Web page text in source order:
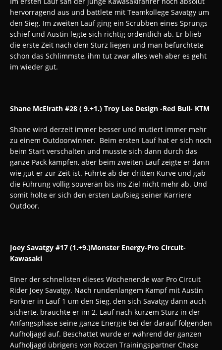
hervorragend aus und battlete mit Teamkollege Savatgy um
den Sieg. Im zweiten Lauf ging ein Scrubben eines Sprungs
schief und Austin legte sich richtig ordentlich ab. Er blieb
die erste Zeit nach dem Sturz liegen und man befürchtete
schon das Schlimmste, ihm tut zwar alles weh aber es geht
im wieder gut.
Shane McElrath #28 ( 9.+1.) Troy Lee Design -Red Bull- KTM
Shane wird derzeit immer besser und mutiert immer mehr
zu einem Outdoorwinner. Beim ersten Lauf hat er sich noch
beim Start verschalten und musste sich dann durch das
ganze Pack kämpfen, aber beim zweiten Lauf zeigte er dann
wie gut er zur Zeit ist. Führte ab der dritten Kurve und gab
die Führung völlig souverän bis ins Ziel nicht mehr ab. Und
somit holte er sich den ersten Laufsieg seiner Karriere
Outdoor.
Joey Savatgy #17 (1.+9.)Monster Energy-Pro Circuit-
Kawasaki
Einer der schnellsten dieses Wochenende war Pro Circuit
Rider Joey Savatgy. Nach rundenlangem Kampf mit Austin
Forkner in Lauf 1 um den Sieg, den sich Savatgy dann auch
sicherte, brauchte er im 2. Lauf nach kurzem Sturz in der
Anfangsphase seine ganze Energie bei der darauf folgenden
Aufholjagd auf. Beschattet wurde er während der ganzen
Aufholjagd übrigens von Roczen Trainingspartner Chase